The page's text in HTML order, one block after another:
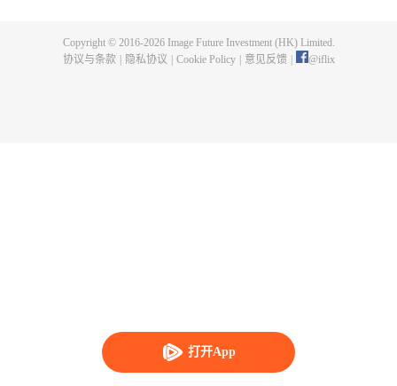
打开App
Copyright © 2016-2026Image Future Investment (HK) Limited.
协议与条款
隐私协议 Cookie Policy 意见反馈 @iflix